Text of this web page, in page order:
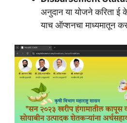
अनुदान या योजने करिता ई
याच ऑप्शनचा माध्यमातून